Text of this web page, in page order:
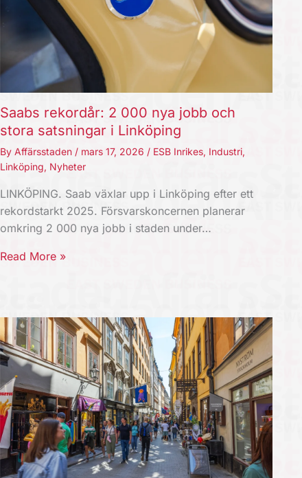
Saabs rekordår: 2 000 nya jobb och
stora satsningar i Linköping
By Affärsstaden / mars 17, 2026 / ESB Inrikes, Industri,
Linköping, Nyheter
LINKÖPING. Saab växlar upp i Linköping efter ett
rekordstarkt 2025. Försvarskoncernen planerar
omkring 2 000 nya jobb i staden under…
Read More »